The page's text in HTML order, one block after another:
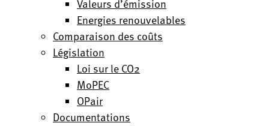
Valeurs d’émission
Energies renouvelables
Comparaison des coûts
Législation
Loi sur le CO2
MoPEC
OPair
Documentations